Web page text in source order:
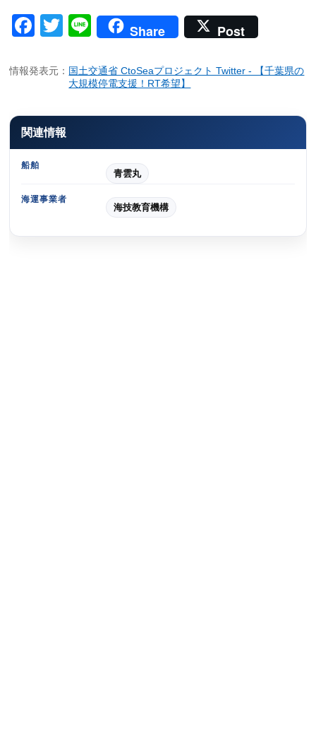
Facebook
Twitter
LineShare Post
情報発表元： 国土交通省 CtoSeaプロジェクト Twitter - 【千葉県の
大規模停電支援！RT希望】
関連情報
船舶
青雲丸
海運事業者
海技教育機構